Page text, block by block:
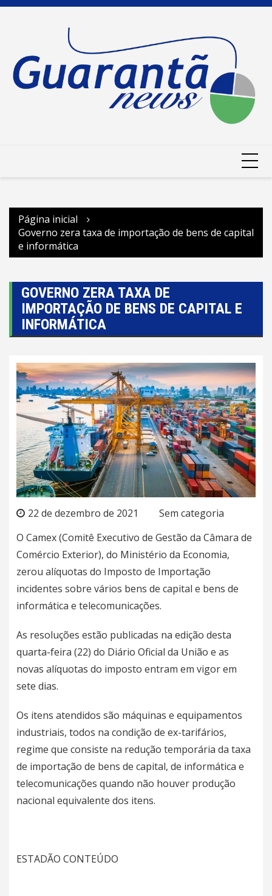
Ir
Página inicial
Governo zera taxa de importação de bens de capital
e informática
GOVERNO ZERA TAXA DE
IMPORTAÇÃO DE BENS DE CAPITAL E
INFORMÁTICA
22 de dezembro de 2021
Sem categoria
O Camex (Comitê Executivo de Gestão da Câmara de
Comércio Exterior), do Ministério da Economia,
zerou alíquotas do Imposto de Importação
incidentes sobre vários bens de capital e bens de
informática e telecomunicações.
As resoluções estão publicadas na edição desta
quarta-feira (22) do Diário Oficial da União e as
novas alíquotas do imposto entram em vigor em
sete dias.
Os itens atendidos são máquinas e equipamentos
industriais, todos na condição de ex-tarifários,
regime que consiste na redução temporária da taxa
de importação de bens de capital, de informática e
telecomunicações quando não houver produção
nacional equivalente dos itens.
ESTADÃO CONTEÚDO